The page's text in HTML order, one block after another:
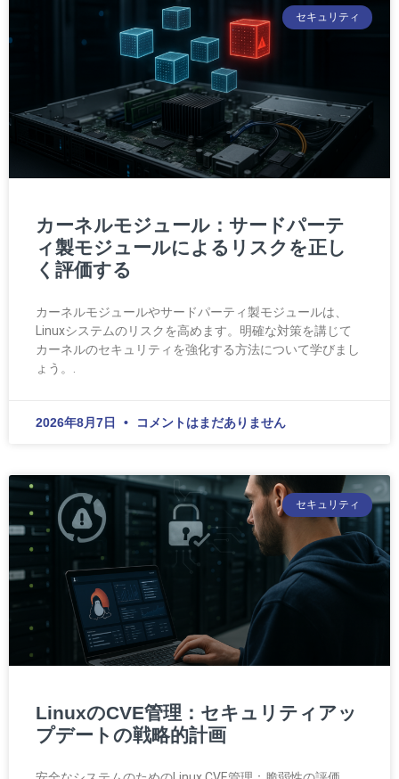
セキュリティ
カーネルモジュール：サードパーテ
ィ製モジュールによるリスクを正し
く評価する
カーネルモジュールやサードパーティ製モジュールは、
Linuxシステムのリスクを高めます。明確な対策を講じて
カーネルのセキュリティを強化する方法について学びまし
ょう。.
2026年8月7日 コメントはまだありません
セキュリティ
LinuxのCVE管理：セキュリティアッ
プデートの戦略的計画